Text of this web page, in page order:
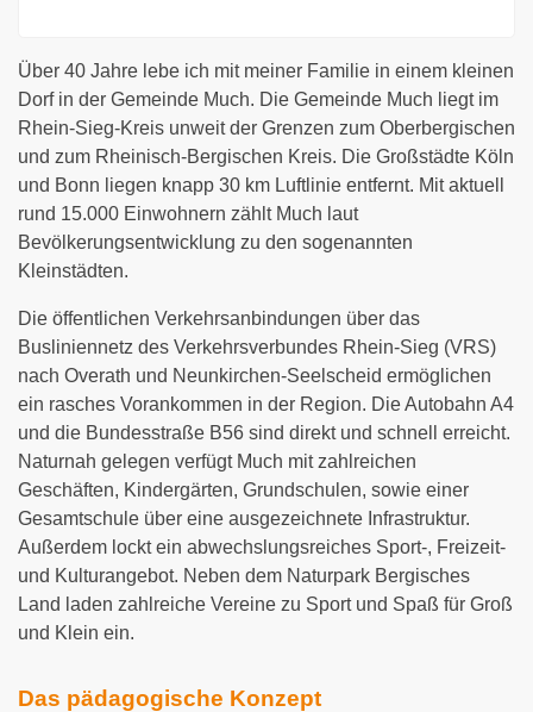
Über 40 Jahre lebe ich mit meiner Familie in einem kleinen
Dorf in der Gemeinde Much. Die Gemeinde Much liegt im
Rhein-Sieg-Kreis unweit der Grenzen zum Oberbergischen
und zum Rheinisch-Bergischen Kreis. Die Großstädte Köln
und Bonn liegen knapp 30 km Luftlinie entfernt. Mit aktuell
rund 15.000 Einwohnern zählt Much laut
Bevölkerungsentwicklung zu den sogenannten
Kleinstädten.
Die öffentlichen Verkehrsanbindungen über das
Busliniennetz des Verkehrsverbundes Rhein-Sieg (VRS)
nach Overath und Neunkirchen-Seelscheid ermöglichen
ein rasches Vorankommen in der Region. Die Autobahn A4
und die Bundesstraße B56 sind direkt und schnell erreicht.
Naturnah gelegen verfügt Much mit zahlreichen
Geschäften, Kindergärten, Grundschulen, sowie einer
Gesamtschule über eine ausgezeichnete Infrastruktur.
Außerdem lockt ein abwechslungsreiches Sport-, Freizeit-
und Kulturangebot. Neben dem Naturpark Bergisches
Land laden zahlreiche Vereine zu Sport und Spaß für Groß
und Klein ein.
Das pädagogische Konzept